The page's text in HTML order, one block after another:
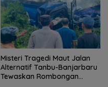
Misteri Tragedi Maut Jalan
Alternatif Tanbu-Banjarbaru
Tewaskan Rombongan